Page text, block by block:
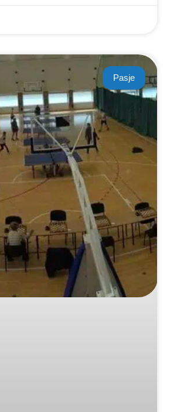
Pasje